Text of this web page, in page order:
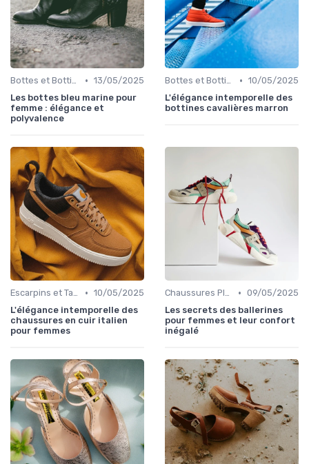
Bottes et Bottines • 13/05/2025
Les bottes bleu marine pour
femme : élégance et
polyvalence
Bottes et Bottines • 10/05/2025
L'élégance intemporelle des
bottines cavalières marron
Escarpins et Talons • 10/05/2025
L'élégance intemporelle des
chaussures en cuir italien
pour femmes
Chaussures Plates et Ballerines • 09/05/2025
Les secrets des ballerines
pour femmes et leur confort
inégalé